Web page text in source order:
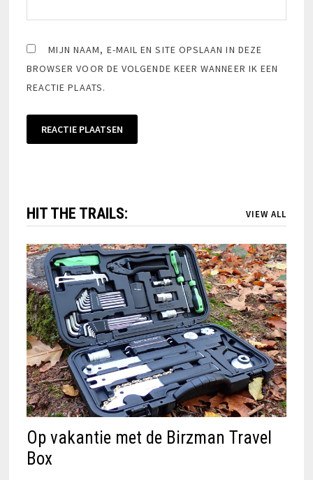
MIJN NAAM, E-MAIL EN SITE OPSLAAN IN DEZE
BROWSER VOOR DE VOLGENDE KEER WANNEER IK EEN
REACTIE PLAATS.
HIT THE TRAILS: VIEW ALL
Op vakantie met de Birzman Travel
Box